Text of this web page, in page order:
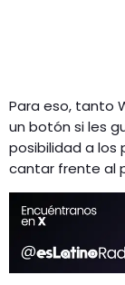
Para eso, tanto
un botón si les
posibilidad a los
cantar frente al